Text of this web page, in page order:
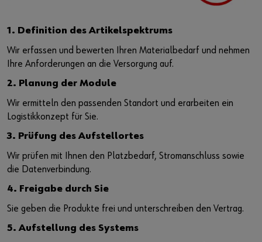
1. Definition des Artikelspektrums
Wir erfassen und bewerten Ihren Materialbedarf und nehmen
Ihre Anforderungen an die Versorgung auf.
2. Planung der Module
Wir ermitteln den passenden Standort und erarbeiten ein
Logistikkonzept für Sie.
3. Prüfung des Aufstellortes
Wir prüfen mit Ihnen den Platzbedarf, Stromanschluss sowie
die Datenverbindung.
4. Freigabe durch Sie
Sie geben die Produkte frei und unterschreiben den Vertrag.
5. Aufstellung des Systems